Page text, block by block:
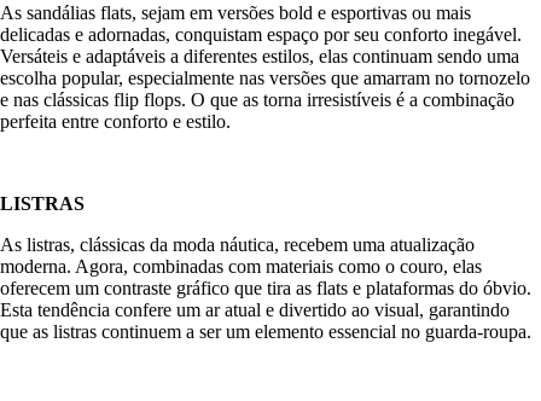
As sandálias flats, sejam em versões bold e esportivas ou mais
delicadas e adornadas, conquistam espaço por seu conforto inegável.
Versáteis e adaptáveis a diferentes estilos, elas continuam sendo uma
escolha popular, especialmente nas versões que amarram no tornozelo
e nas clássicas flip flops. O que as torna irresistíveis é a combinação
perfeita entre conforto e estilo.
LISTRAS
As listras, clássicas da moda náutica, recebem uma atualização
moderna. Agora, combinadas com materiais como o couro, elas
oferecem um contraste gráfico que tira as flats e plataformas do óbvio.
Esta tendência confere um ar atual e divertido ao visual, garantindo
que as listras continuem a ser um elemento essencial no guarda-roupa.